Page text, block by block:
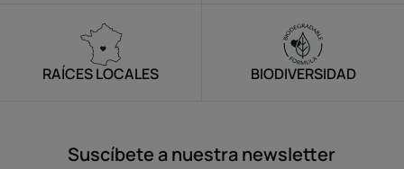
RAÍCES LOCALES BIODIVERSIDAD
Suscíbete a nuestra newsletter